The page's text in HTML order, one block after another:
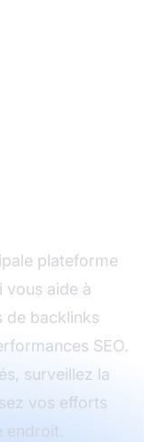
plateforme
vous aide à
de backlinks
SEO.
surveillez la
vos efforts
endroit.